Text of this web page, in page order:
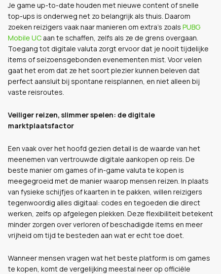
Je game up-to-date houden met nieuwe content of snelle
top-ups is onderweg net zo belangrijk als thuis. Daarom
zoeken reizigers vaak naar manieren om extra's zoals PUBG
Mobile UC aan te schaffen, zelfs als ze de grens overgaan.
Toegang tot digitale valuta zorgt ervoor dat je nooit tijdelijke
items of seizoensgebonden evenementen mist. Voor velen
gaat het erom dat ze het soort plezier kunnen beleven dat
perfect aansluit bij spontane reisplannen, en niet alleen bij
vaste reisroutes.
Veiliger reizen, slimmer spelen: de digitale
marktplaatsfactor
Een vaak over het hoofd gezien detail is de waarde van het
meenemen van vertrouwde digitale aankopen op reis. De
beste manier om games of in-game valuta te kopen is
meegegroeid met de manier waarop mensen reizen. In plaats
van fysieke schijfjes of kaarten in te pakken, willen reizigers
tegenwoordig alles digitaal: codes en tegoeden die direct
werken, zelfs op afgelegen plekken. Deze flexibiliteit betekent
minder zorgen over verloren of beschadigde items en meer
vrijheid om tijd te besteden aan wat er echt toe doet.
Wanneer mensen vragen wat het beste platform is om games
te kopen, komt de vergelijking meestal neer op officiële